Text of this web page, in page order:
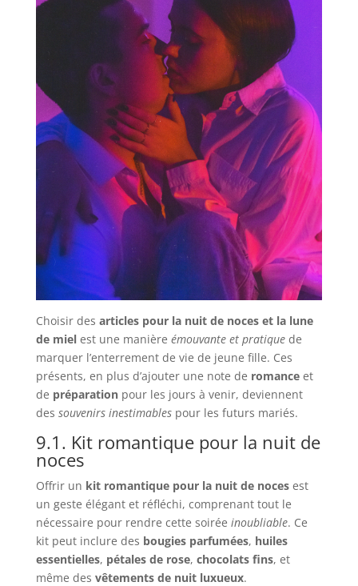
Choisir des articles pour la nuit de noces et la lune
de mielest une manière émouvante et pratiquede
marquer l’enterrement de vie de jeune fille. Ces
présents, en plus d’ajouter une note de romanceet
de préparationpour les jours à venir, deviennent
des souvenirs inestimablespour les futurs mariés.
9.1. Kit romantique pour la nuit de
noces
Offrir un kit romantique pour la nuit de nocesest
un geste élégant et réfléchi, comprenant tout le
nécessaire pour rendre cette soirée inoubliable. Ce
kit peut inclure des bougies parfumées, huiles
essentielles, pétales de rose, chocolats fins, et
même des vêtements de nuit luxueux.